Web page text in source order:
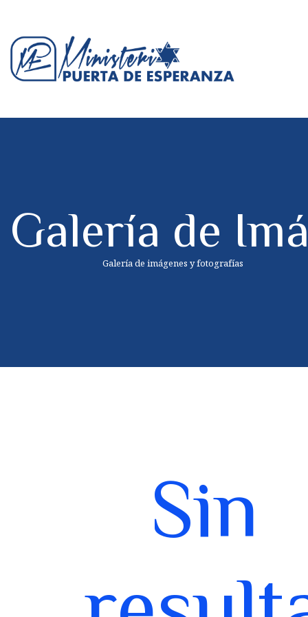
Galería de
Galería de imágenes y fotografías
Sin